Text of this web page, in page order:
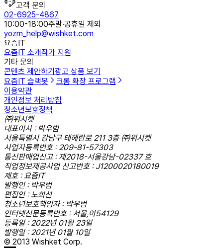
고객 문의
02-6925-4867
10:00-18:00주말·공휴일 제외
yozm_help@wishket.com
요즘IT
요즘IT 소개작가 지원
기타 문의
콘텐츠 제안하기 광고 상품 보기
요즘IT 슬랙봇
크롬 확장 프로그램
이용약관
개인정보 처리방침
청소년보호정책
㈜위시켓
대표이사 : 박우범
서울특별시 강남구 테헤란로 211 3층 ㈜위시켓
사업자등록번호 : 209-81-57303
통신판매업신고 : 제2018-서울강남-02337 호
직업정보제공사업 신고번호 : J1200020180019
제호 : 요즘IT
발행인 : 박우범
편집인 : 노희선
청소년보호책임자 : 박우범
인터넷신문등록번호 : 서울,아54129
등록일 : 2022년 01월 23일
발행일 : 2021년 01월 10일
© 2013 Wishket Corp.